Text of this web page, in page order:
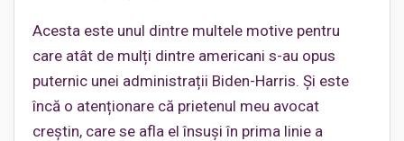
Acesta este unul dintre multele motive pentru
care atât de mulți dintre americani s-au opus
puternic unei administrații Biden-Harris. Și este
încă o atenționare că prietenul meu avocat
creștin, care se afla el însuși în prima linie a